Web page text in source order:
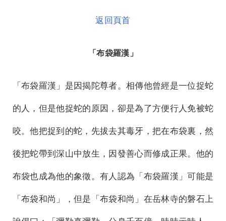
返回頁首
「布袋羅漢」
「布袋羅漢」是因揭陀尊者。相傳他曾經是一位捉蛇
的人，但是他捉蛇的原因，卻是為了方便行人免被蛇
咬。他把捉到的蛇，先拔去其毒牙，把在布袋裏，然
後把蛇帶到深山中放生，因發善心而修成正果。他的
布袋也成為他的象徵。有人認為「布袋羅漢」可能是
「布袋和尚」，但是「布袋和尚」在岳林寺的磐石上